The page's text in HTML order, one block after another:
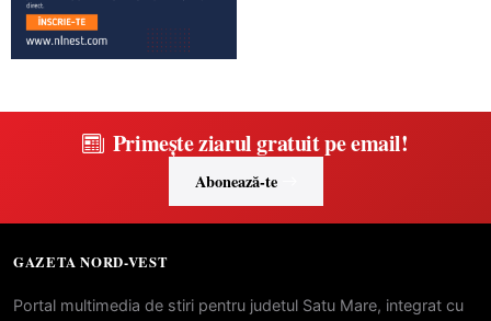
Primește ziarul gratuit pe email!
Abonează-te
GAZETA NORD-VEST
Portal multimedia de stiri pentru judetul Satu Mare, integrat cu